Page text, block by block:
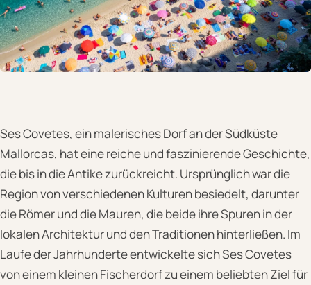
Ses Covetes, ein malerisches Dorf an der Südküste
Mallorcas, hat eine reiche und faszinierende Geschichte,
die bis in die Antike zurückreicht. Ursprünglich war die
Region von verschiedenen Kulturen besiedelt, darunter
die Römer und die Mauren, die beide ihre Spuren in der
lokalen Architektur und den Traditionen hinterließen. Im
Laufe der Jahrhunderte entwickelte sich Ses Covetes
von einem kleinen Fischerdorf zu einem beliebten Ziel für